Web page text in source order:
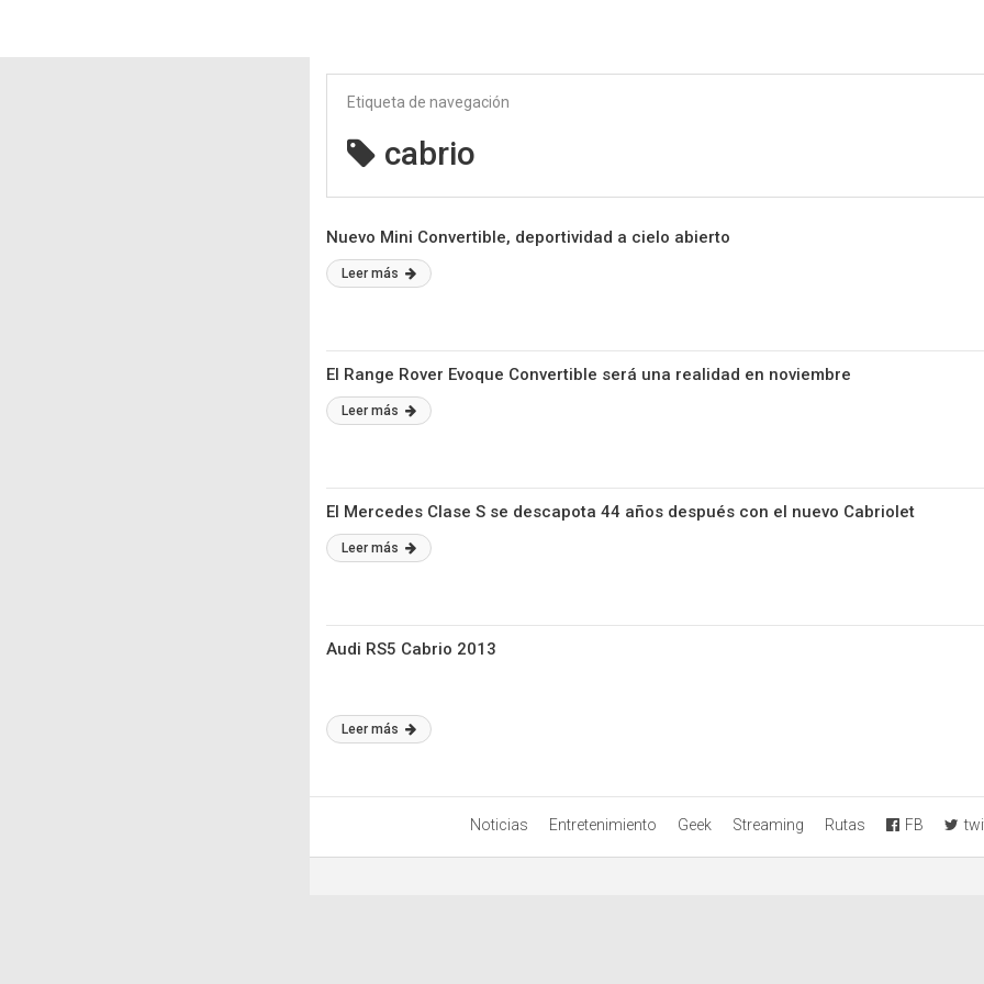
Etiqueta de navegación
cabrio
Nuevo Mini Convertible, deportividad a cielo abierto
Leer más
El Range Rover Evoque Convertible será una realidad en noviembre
Leer más
El Mercedes Clase S se descapota 44 años después con el nuevo Cabriolet
Leer más
Audi RS5 Cabrio 2013
Leer más
Noticias Entretenimiento Geek Streaming Rutas FB